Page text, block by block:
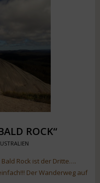
ROCK“
Rock ist der Dritte….
Der Wanderweg auf